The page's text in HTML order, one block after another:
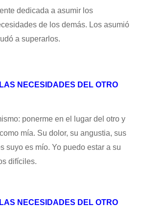
dedicada a asumir los
de los demás. Los asumió
a superarlos.
NECESIDADES DEL OTRO
ponerme en el lugar del otro y
mía. Su dolor, su angustia, sus
suyo es mío. Yo puedo estar a su
difíciles.
NECESIDADES DEL OTRO